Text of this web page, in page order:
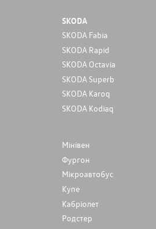
SKODA
SKODA Fabia
SKODA Rapid
SKODA Octavia
SKODA Superb
SKODA Karoq
SKODA Kodiaq
Мінівен
Фургон
Мікроавтобус
Купе
Кабріолет
Родстер